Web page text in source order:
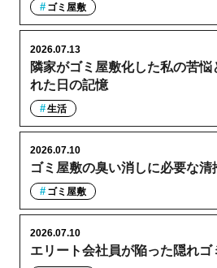
ゴミ屋敷
隣家がゴミ屋敷化した私の苦
れた日の記憶
2026.07.13
生活
ゴミ屋敷の臭い消しに必要な清
2026.07.10
ゴミ屋敷
エリート会社員が陥った隠れゴ
2026.07.10